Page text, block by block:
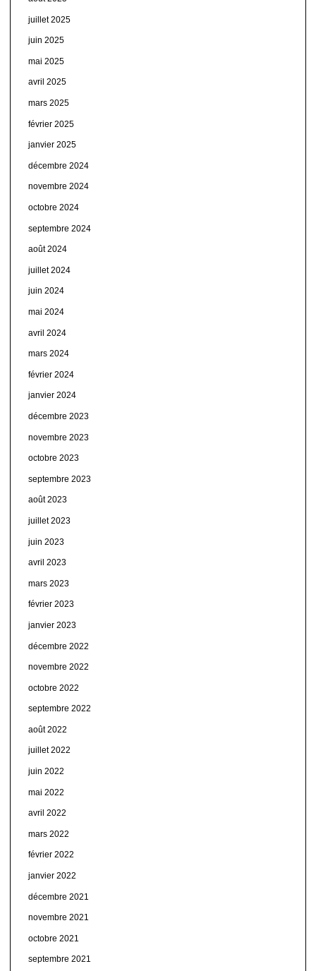
juillet 2025
juin 2025
mai 2025
avril 2025
mars 2025
février 2025
janvier 2025
décembre 2024
novembre 2024
octobre 2024
septembre 2024
août 2024
juillet 2024
juin 2024
mai 2024
avril 2024
mars 2024
février 2024
janvier 2024
décembre 2023
novembre 2023
octobre 2023
septembre 2023
août 2023
juillet 2023
juin 2023
avril 2023
mars 2023
février 2023
janvier 2023
décembre 2022
novembre 2022
octobre 2022
septembre 2022
août 2022
juillet 2022
juin 2022
mai 2022
avril 2022
mars 2022
février 2022
janvier 2022
décembre 2021
novembre 2021
octobre 2021
septembre 2021